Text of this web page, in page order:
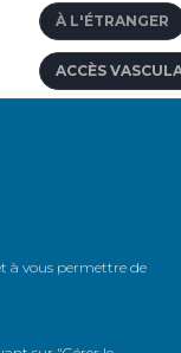
à vous permettre de
À L'ÉTRANGER
ACCÈS
AFFECTIONS
ABSORPTION
AIDE AUX